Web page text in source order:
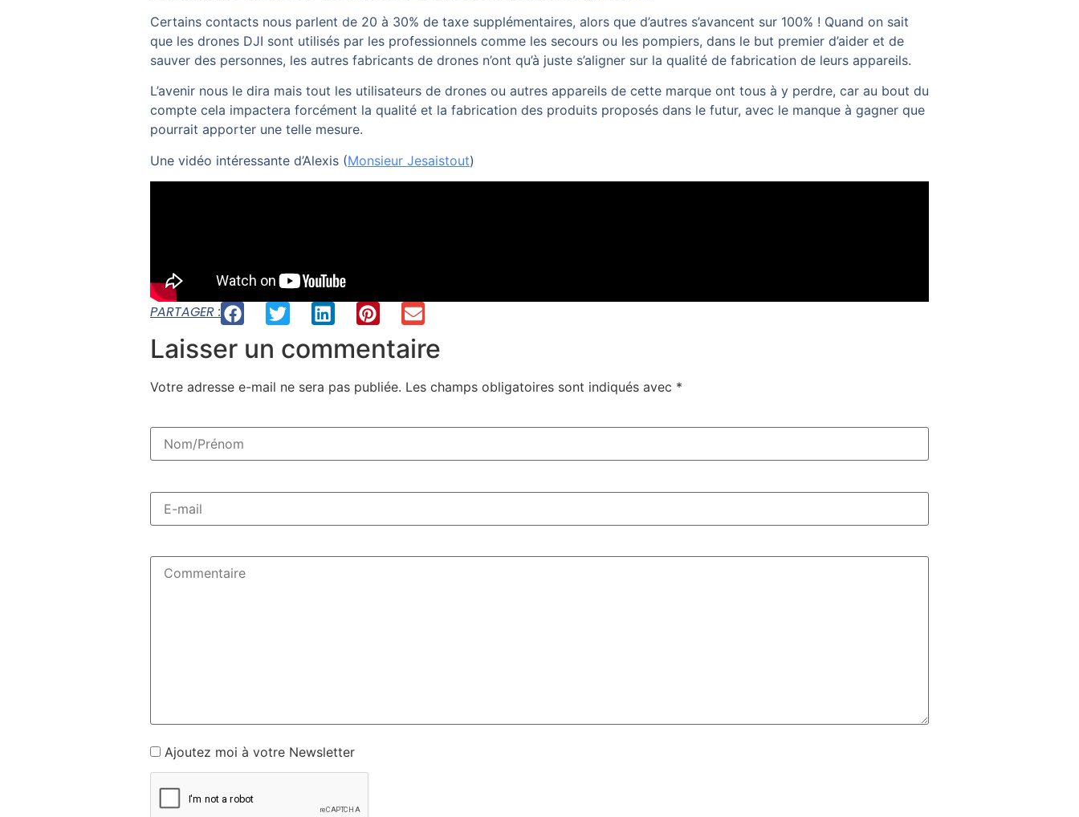
Certains contacts nous parlent de 20 à 30% de taxe supplémentaires, alors que d’autres s’avancent sur 100% ! Quand on sait
que les drones DJI sont utilisés par les professionnels comme les secours ou les pompiers, dans le but premier d’aider et de
sauver des personnes, les autres fabricants de drones n’ont qu’à juste s’aligner sur la qualité de fabrication de leurs appareils.
L’avenir nous le dira mais tout les utilisateurs de drones ou autres appareils de cette marque ont tous à y perdre, car au bout du
compte cela impactera forcément la qualité et la fabrication des produits proposés dans le futur, avec le manque à gagner que
pourrait apporter une telle mesure.
Une vidéo intéressante d’Alexis (Monsieur Jesaistout)
PARTAGER :
Laisser un commentaire
Votre adresse e-mail ne sera pas publiée. Les champs obligatoires sont indiqués avec *
Ajoutez moi à votre Newsletter